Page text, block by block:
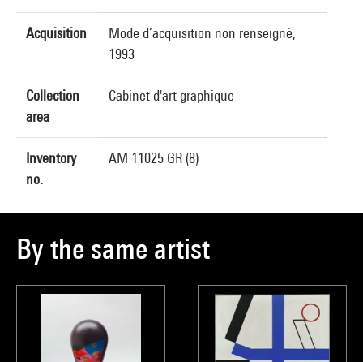
Acquisition
Mode d’acquisition non renseigné,
1993
Collection
area
Cabinet d'art graphique
Inventory
no.
AM 11025 GR (8)
By the same artist